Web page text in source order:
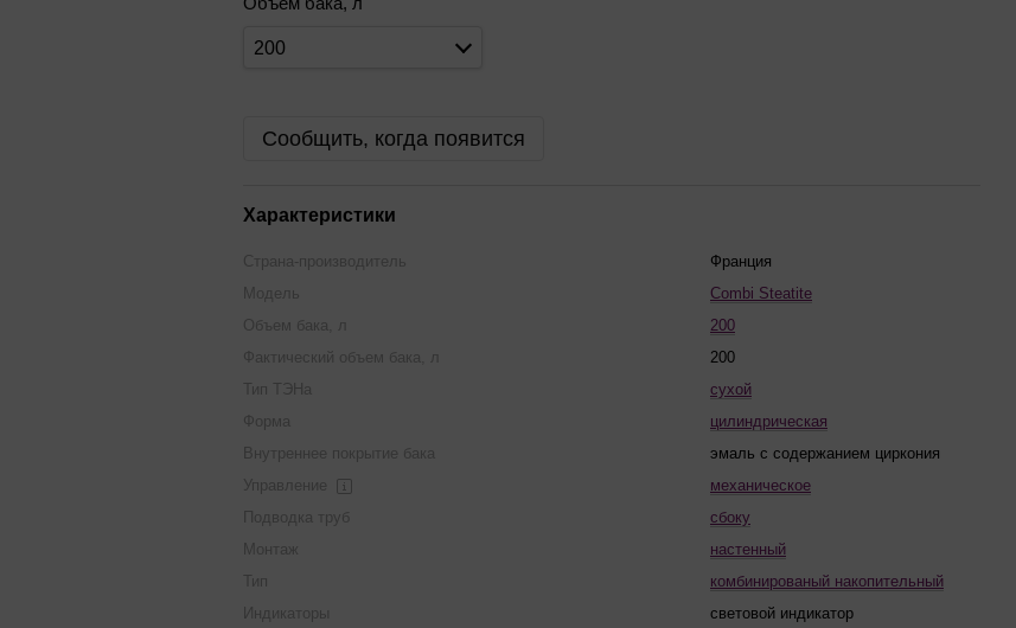
200
Сообщить, когда появится
Характеристики
Страна-производитель
Франция
Модель
Combi Steatite
Объем бака, л
200
Фактический объем бака, л
200
Тип ТЭНа
сухой
Форма
цилиндрическая
Внутреннее покрытие бака
эмаль с содержанием циркония
Управление
механическое
Подводка труб
сбоку
Монтаж
настенный
Тип
комбинированый накопительный
Индикаторы
световой индикатор